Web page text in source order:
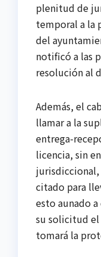
plenitud de
temporal a la
del
notificó a las
resolución al
Además, el
llamar a la
entrega-
licencia, sin
jurisdiccional,
citado para
esto aunado
su solicitud el
tomará la